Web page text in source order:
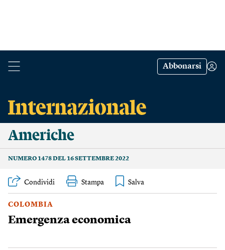
Abbonarsi
Americhe
NUMERO 1478 DEL 16 SETTEMBRE 2022
Condividi Stampa
COLOMBIA
Emergenza economica